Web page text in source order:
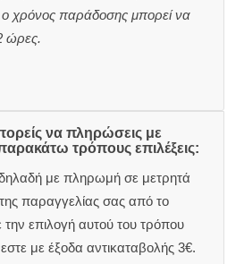
ο χρόνος παράδοσης μπορεί να
ώρες.
να πληρώσεις με
τρόπους επιλέξεις:
με πληρωμή σε μετρητά
παραγγελίας σας από το
επιλογή αυτού του τρόπου
με έξοδα αντικαταβολής 3€.